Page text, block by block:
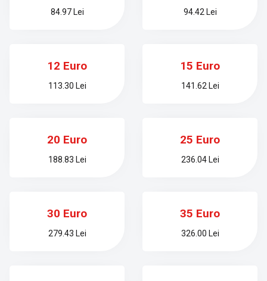
84.97 Lei 94.42 Lei
12 Euro
113.30 Lei
15 Euro
141.62 Lei
20 Euro
188.83 Lei
25 Euro
236.04 Lei
30 Euro
279.43 Lei
35 Euro
326.00 Lei